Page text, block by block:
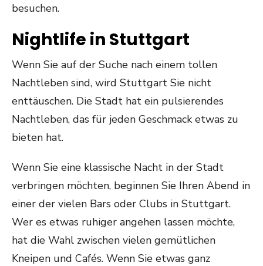
besuchen.
Nightlife in Stuttgart
Wenn Sie auf der Suche nach einem tollen
Nachtleben sind, wird Stuttgart Sie nicht
enttäuschen. Die Stadt hat ein pulsierendes
Nachtleben, das für jeden Geschmack etwas zu
bieten hat.
Wenn Sie eine klassische Nacht in der Stadt
verbringen möchten, beginnen Sie Ihren Abend in
einer der vielen Bars oder Clubs in Stuttgart.
Wer es etwas ruhiger angehen lassen möchte,
hat die Wahl zwischen vielen gemütlichen
Kneipen und Cafés. Wenn Sie etwas ganz